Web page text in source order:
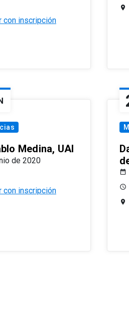
con inscripción
Medina, UAI
de 2020
con inscripción